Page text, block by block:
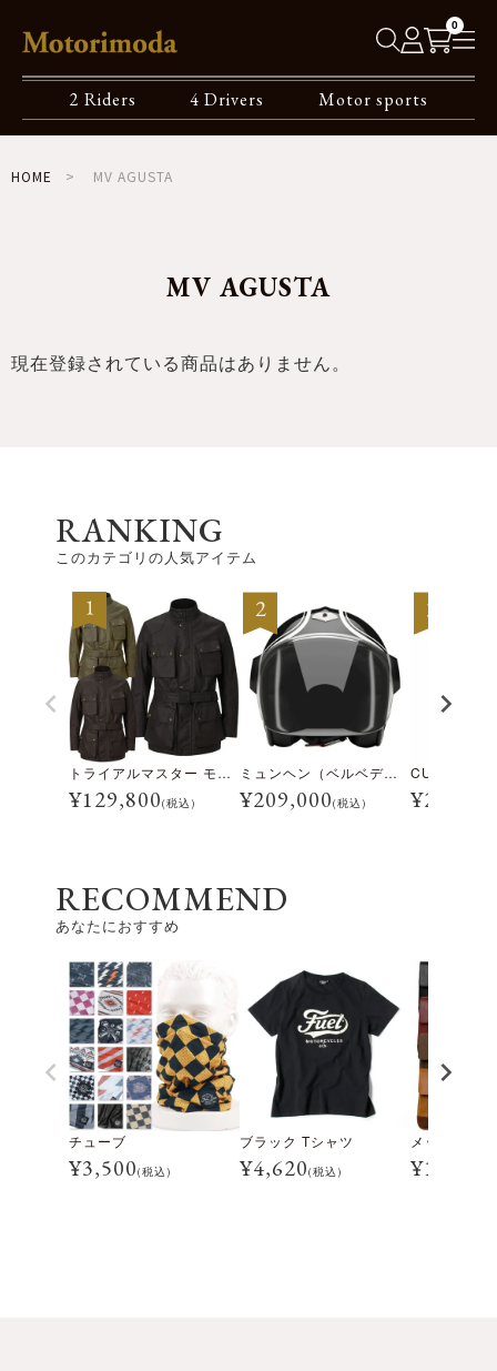
0
2 Riders 4 Drivers Motor sports
HOME MV AGUSTA
MV AGUSTA
現在登録されている商品はありません。
RANKING
このカテゴリの人気アイテム
トライアルマスター モーターサイクル ジャケット
¥129,800(税込)
ミュンヘン（ベルベデーレ）
¥209,000(税込) ¥28,600
RECOMMEND
あなたにおすすめ
チューブ
¥3,500(税込)
ブラック Tシャツ
¥4,620(税込)
メッセンジ
¥16,500